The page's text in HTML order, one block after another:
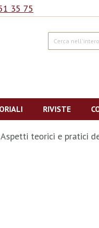
35 75
Cerca
RIVISTE
Aspetti teorici e pratici